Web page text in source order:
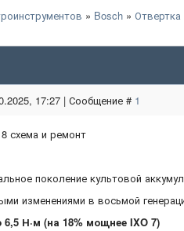
» Bosch » Отвертка
17:27 | Сообщение # 1
схема и ремонт
поколение культовой
изменениями в восьмой
Н·м (на 18% мощнее IXO 7)